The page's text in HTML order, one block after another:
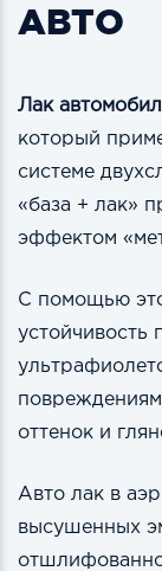
АВТО
Лак
который
системе
«база + лак»
эффектом
С помощью
устойчивость
оттенок и
Авто лак в
высушенных